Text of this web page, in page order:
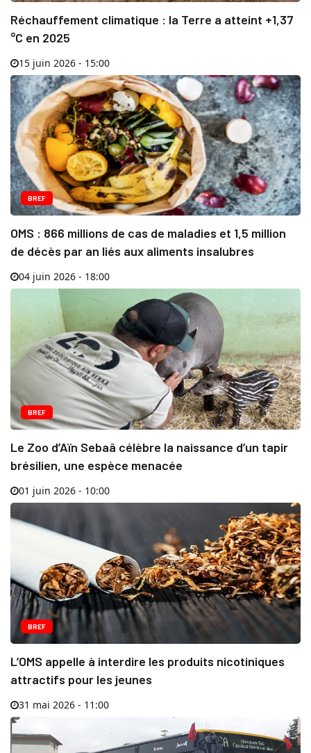
Réchauffement climatique : la Terre a atteint +1,37
°C en 2025
15 juin 2026 - 15:00
BREF
OMS : 866 millions de cas de maladies et 1,5 million
de décès par an liés aux aliments insalubres
04 juin 2026 - 18:00
BREF
Le Zoo d’Aïn Sebaâ célèbre la naissance d’un tapir
brésilien, une espèce menacée
01 juin 2026 - 10:00
BREF
L’OMS appelle à interdire les produits nicotiniques
attractifs pour les jeunes
31 mai 2026 - 11:00